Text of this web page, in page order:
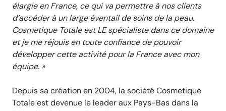
élargie en France, ce qui va permettre à nos clients
d’accéder à un large éventail de soins de la peau.
Cosmetique Totale est LE spécialiste dans ce domaine
et je me réjouis en toute confiance de pouvoir
développer cette activité pour la France avec mon
équipe. »
Depuis sa création en 2004, la société Cosmetique
Totale est devenue le leader aux Pays-Bas dans la